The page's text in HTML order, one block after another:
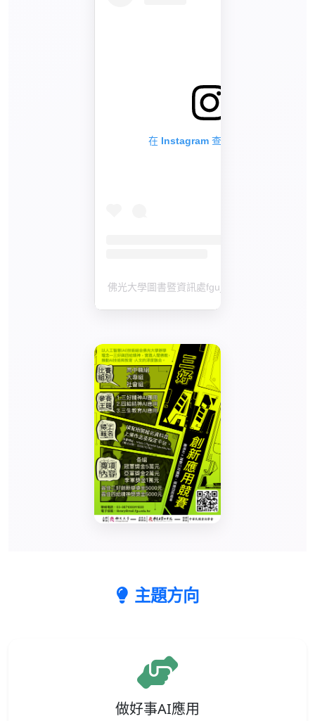
在 Instagram 查看這則貼文
佛光大學圖書暨資訊處fgu_library）分享的貼文
主題方向
做好事AI應用